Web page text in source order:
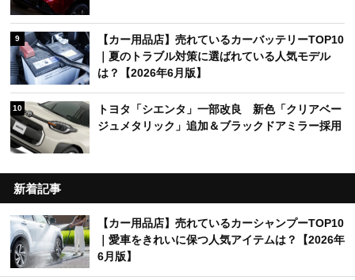
9
【カー用品店】売れているカーバッテリーTOP10
｜夏のトラブル対策に選ばれている人気モデル
は？【2026年6月版】
10
トヨタ「シエンタ」一部改良 新色「クリアベー
ジュメタリック」追加＆ブラックドアミラー採用
新着記事
【カー用品店】売れているカーシャンプーTOP10
｜愛車をきれいに保つ人気アイテムは？【2026年
6月版】